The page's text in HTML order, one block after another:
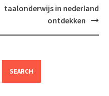
taalonderwijs in nederland
ontdekken
SEARCH